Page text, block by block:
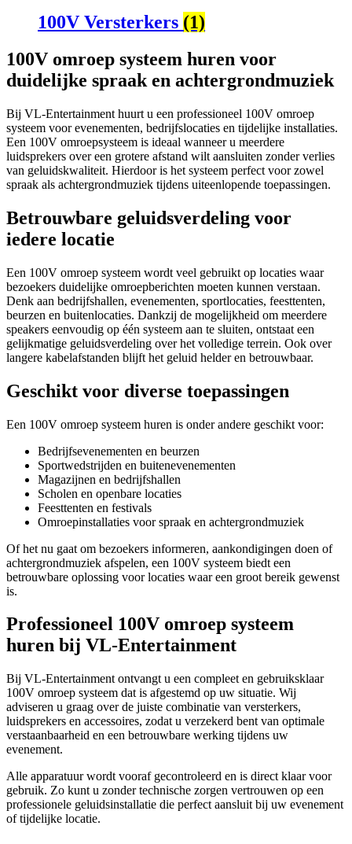
100V Versterkers (1)
100V omroep systeem huren voor
duidelijke spraak en achtergrondmuziek
Bij VL-Entertainment huurt u een professioneel 100V omroep
systeem voor evenementen, bedrijfslocaties en tijdelijke installaties.
Een 100V omroepsysteem is ideaal wanneer u meerdere
luidsprekers over een grotere afstand wilt aansluiten zonder verlies
van geluidskwaliteit. Hierdoor is het systeem perfect voor zowel
spraak als achtergrondmuziek tijdens uiteenlopende toepassingen.
Betrouwbare geluidsverdeling voor
iedere locatie
Een 100V omroep systeem wordt veel gebruikt op locaties waar
bezoekers duidelijke omroepberichten moeten kunnen verstaan.
Denk aan bedrijfshallen, evenementen, sportlocaties, feesttenten,
beurzen en buitenlocaties. Dankzij de mogelijkheid om meerdere
speakers eenvoudig op één systeem aan te sluiten, ontstaat een
gelijkmatige geluidsverdeling over het volledige terrein. Ook over
langere kabelafstanden blijft het geluid helder en betrouwbaar.
Geschikt voor diverse toepassingen
Een 100V omroep systeem huren is onder andere geschikt voor:
Bedrijfsevenementen en beurzen
Sportwedstrijden en buitenevenementen
Magazijnen en bedrijfshallen
Scholen en openbare locaties
Feesttenten en festivals
Omroepinstallaties voor spraak en achtergrondmuziek
Of het nu gaat om bezoekers informeren, aankondigingen doen of
achtergrondmuziek afspelen, een 100V systeem biedt een
betrouwbare oplossing voor locaties waar een groot bereik gewenst
is.
Professioneel 100V omroep systeem
huren bij VL-Entertainment
Bij VL-Entertainment ontvangt u een compleet en gebruiksklaar
100V omroep systeem dat is afgestemd op uw situatie. Wij
adviseren u graag over de juiste combinatie van versterkers,
luidsprekers en accessoires, zodat u verzekerd bent van optimale
verstaanbaarheid en een betrouwbare werking tijdens uw
evenement.
Alle apparatuur wordt vooraf gecontroleerd en is direct klaar voor
gebruik. Zo kunt u zonder technische zorgen vertrouwen op een
professionele geluidsinstallatie die perfect aansluit bij uw evenement
of tijdelijke locatie.